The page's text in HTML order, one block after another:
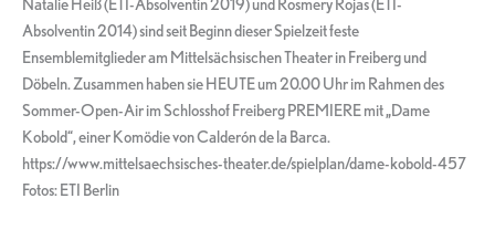
Natalie Heiß (ETI-Absolventin 2019) und Rosmery Rojas (ETI-
Absolventin 2014) sind seit Beginn dieser Spielzeit feste
Ensemblemitglieder am Mittelsächsischen Theater in Freiberg und
Döbeln. Zusammen haben sie HEUTE um 20.00 Uhr im Rahmen des
Sommer-Open-Air im Schlosshof Freiberg PREMIERE mit „Dame
Kobold“, einer Komödie von Calderón de la Barca.
https://www.mittelsaechsisches-theater.de/spielplan/dame-kobold-457
Fotos: ETI Berlin
Air
in
Freiberg